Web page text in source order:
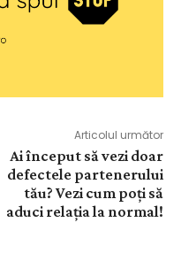
Articolul următor
Ai început să vezi doar
defectele partenerului
tău? Vezi cum poţi să
aduci relaţia la normal!